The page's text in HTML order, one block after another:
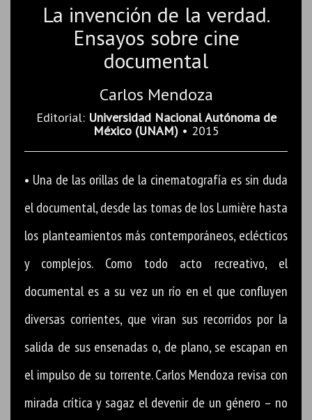
La invención de la verdad.
Ensayos sobre cine
documental
Carlos Mendoza
Editorial: Universidad Nacional Autónoma de
México (UNAM)• 2015
• Una de las orillas de la cinematografía es sin duda
el documental, desde las tomas de los Lumière hasta
los planteamientos más contemporáneos, eclécticos
y complejos. Como todo acto recreativo, el
documental es a su vez un río en el que confluyen
diversas corrientes, que viran sus recorridos por la
salida de sus ensenadas o, de plano, se escapan en
el impulso de su torrente. Carlos Mendoza revisa con
mirada crítica y sagaz el devenir de un género – no